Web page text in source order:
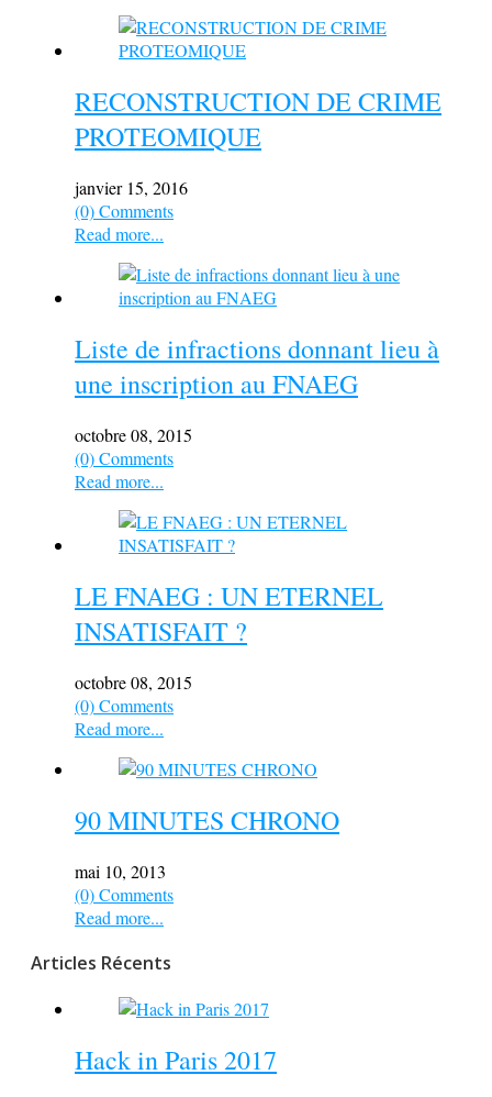
RECONSTRUCTION DE CRIME
PROTEOMIQUE
janvier 15, 2016
(0) Comments
Read more...
Liste de infractions donnant lieu à
une inscription au FNAEG
octobre 08, 2015
(0) Comments
Read more...
LE FNAEG : UN ETERNEL
INSATISFAIT ?
octobre 08, 2015
(0) Comments
Read more...
90 MINUTES CHRONO
mai 10, 2013
(0) Comments
Read more...
Articles Récents
Hack in Paris 2017